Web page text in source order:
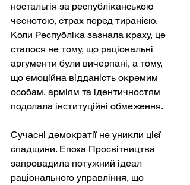
ностальгія за республіканською
чеснотою, страх перед тиранією.
Коли Республіка зазнала краху, це
сталося не тому, що раціональні
аргументи були вичерпані, а тому,
що емоційна відданість окремим
особам, арміям та ідентичностям
подолала інституційні обмеження.
Сучасні демократії не уникли цієї
спадщини. Епоха Просвітництва
запровадила потужний ідеал
раціонального управління, що